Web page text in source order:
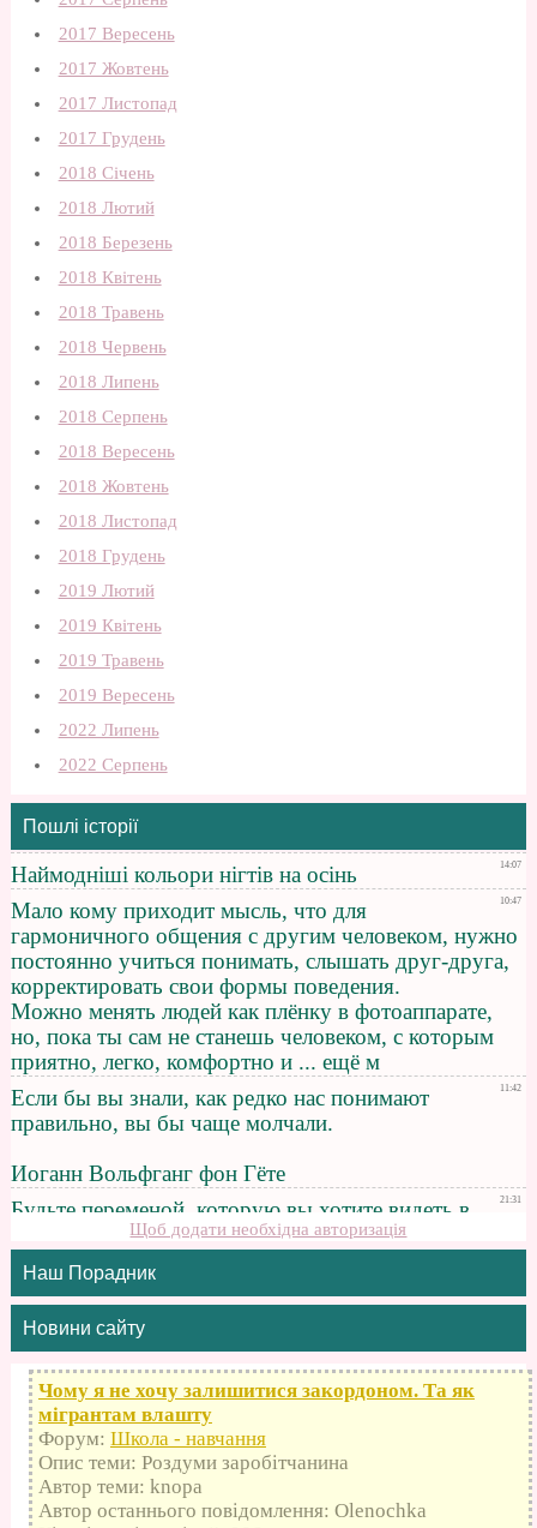
2017 Вересень
2017 Жовтень
2017 Листопад
2017 Грудень
2018 Січень
2018 Лютий
2018 Березень
2018 Квітень
2018 Травень
2018 Червень
2018 Липень
2018 Серпень
2018 Вересень
2018 Жовтень
2018 Листопад
2018 Грудень
2019 Лютий
2019 Квітень
2019 Травень
2019 Вересень
2022 Липень
2022 Серпень
Пошлі історії
Щоб додати необхідна авторизація
Наш Порадник
Новини сайту
Чому я не хочу залишитися закордоном. Та як
мігрантам влашту
Форум: Школа - навчання
Опис теми: Роздуми заробітчанина
Автор теми: knopa
Автор останнього повідомлення: Olenochka